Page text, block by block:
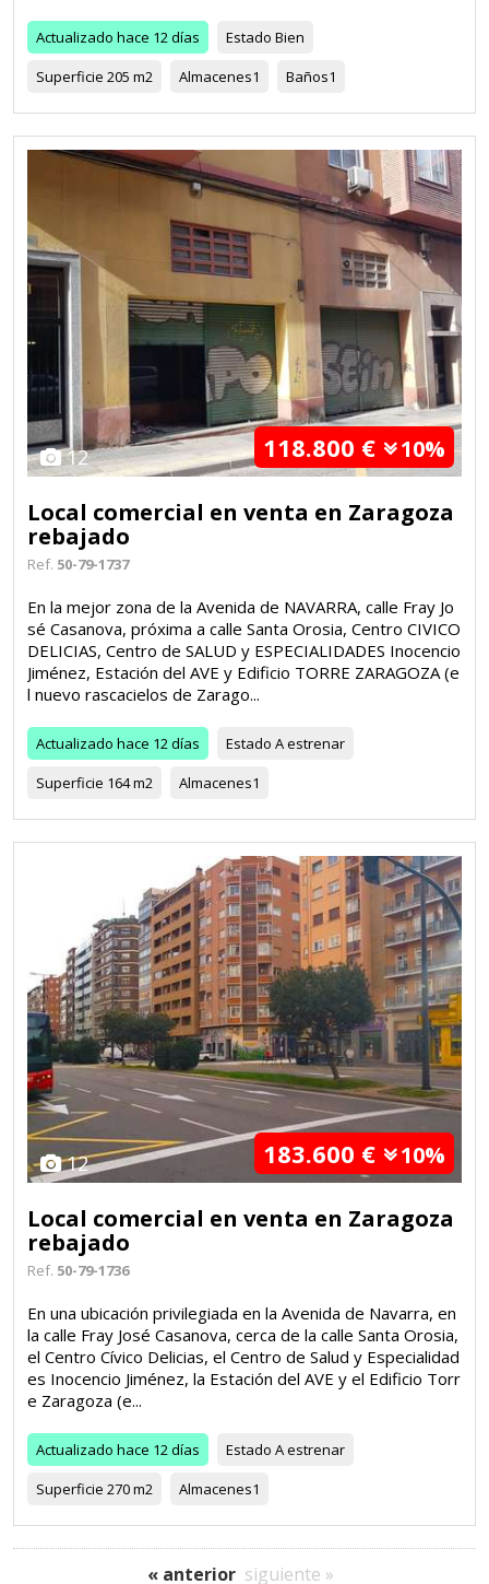
Actualizado hace 12 días Estado Bien
Superficie 205 m2 Almacenes1 Baños1
12 118.800 € 10%
Local comercial en venta en Zaragoza
rebajado
Ref. 50-79-1737
En la mejor zona de la Avenida de NAVARRA, calle Fray Jo
sé Casanova, próxima a calle Santa Orosia, Centro CIVICO
DELICIAS, Centro de SALUD y ESPECIALIDADES Inocencio
Jiménez, Estación del AVE y Edificio TORRE ZARAGOZA (e
l nuevo rascacielos de Zarago...
Actualizado hace 12 días Estado A estrenar
Superficie 164 m2 Almacenes1
12 183.600 € 10%
Local comercial en venta en Zaragoza
rebajado
Ref. 50-79-1736
En una ubicación privilegiada en la Avenida de Navarra, en
la calle Fray José Casanova, cerca de la calle Santa Orosia,
el Centro Cívico Delicias, el Centro de Salud y Especialidad
es Inocencio Jiménez, la Estación del AVE y el Edificio Torr
e Zaragoza (e...
Actualizado hace 12 días Estado A estrenar
Superficie 270 m2 Almacenes1
« anterior siguiente »